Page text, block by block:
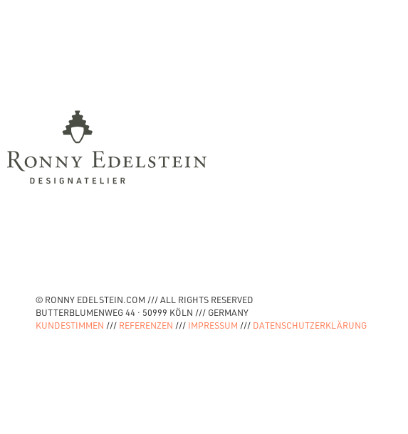
© RONNY EDELSTEIN.COM /// ALL RIGHTS RESERVED
BUTTERBLUMENWEG 44 · 50999 KÖLN /// GERMANY
KUNDESTIMMEN /// REFERENZEN /// IMPRESSUM /// DATENSCHUTZERKLÄRUNG